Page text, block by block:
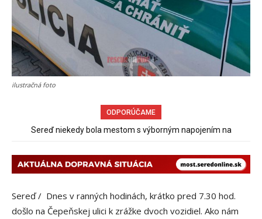
ilustračná foto
ODPORÚČAME
Sereď niekedy bola mestom s výborným napojením na
Pri venčení na Jesenského ulici mal usmrtiť psíka vlčiak, ktorý
Sereď / Dnes v ranných hodinách, krátko pred 7.30 hod.
došlo na Čepeňskej ulici k zrážke dvoch vozidiel. Ako nám